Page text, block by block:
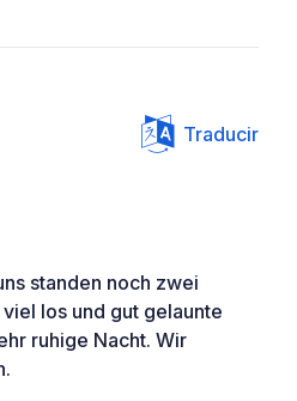
Traducir
standen noch zwei
los und gut gelaunte
ruhige Nacht. Wir